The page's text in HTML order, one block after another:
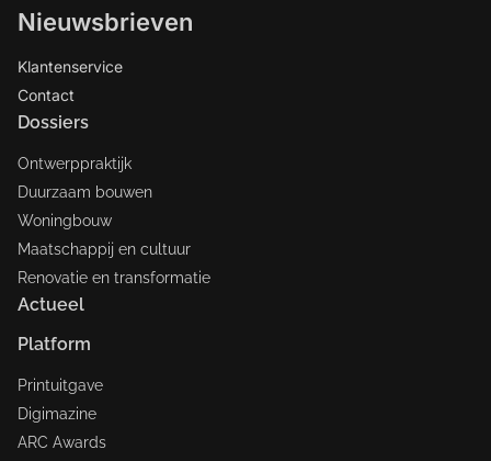
Nieuwsbrieven
Klantenservice
Contact
Dossiers
Ontwerppraktijk
Duurzaam bouwen
Woningbouw
Maatschappij en cultuur
Renovatie en transformatie
Actueel
Platform
Printuitgave
Digimazine
ARC Awards